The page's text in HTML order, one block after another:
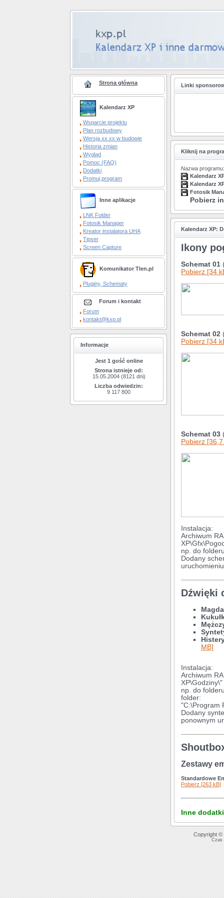
Strona główna
Kalendarz XP
Wsparcie projektu
Plan rozbudowy
Wersja xx.xx w budowie
Historia zmian
Wygląd
Pomoc (FAQ)
Dodatki
Promuj program
Inne aplikacje
LNK Folder
Fotosik Manager
Kreator instalatora UHA
Tipser
Screen Capture
Komunikator Tlen.pl
Pluginy, Schematy
Forum i kontakt
Forum
kontakt@kxp.pl
Informacje
Jest 1 gość online
Strona istnieje od:
15.05.2004 (8121 dni)
Liczba odwiedzin:
9 117 800
Linki
Kliknij na
Nazwa programu:
Kalendarz
Kalendarz
Fotosik
Pobierz
Kalendarz XP:
Ikony
Schemat 01
Pobierz [34
Schemat 02
Pobierz [34
Schemat 03
Pobierz
Instalacja:
Archiwum
np. do
Dodany
Dźwięki
Magda
MB]
Instalacja:
Archiwum
XP\Godziny\"
np. do
folder:
"C:\Program
Dodany
ponownym
Zestawy
Standardowe
Pobierz [263 kB]
Inne
Copyright ©
Czas